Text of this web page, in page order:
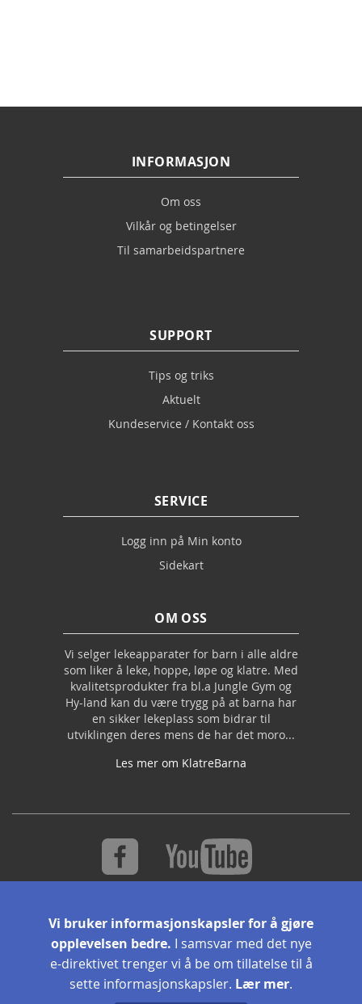
Vi bruker informasjonskapsler for å gjøre
opplevelsen bedre. I samsvar med det nye
e-direktivet trenger vi å be om tillatelse til å
sette informasjonskapsler. Lær mer.
INFORMASJON
Om oss
Vilkår og betingelser
Til samarbeidspartnere
SUPPORT
Tips og triks
Aktuelt
Kundeservice / Kontakt oss
SERVICE
Logg inn på Min konto
Sidekart
OM OSS
Vi selger lekeapparater for barn i alle aldre
som liker å leke, hoppe, løpe og klatre. Med
kvalitetsprodukter fra bl.a Jungle Gym og
Hy-land kan du være trygg på at barna har
en sikker lekeplass som bidrar til
utviklingen deres mens de har det moro...
Les mer om KlatreBarna
Abonner